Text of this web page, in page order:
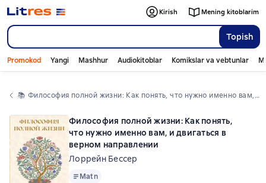
Topish
Kirish Mening kitoblarim
Promokod Yangi Mashhur Audiokitoblar Komikslar va vebtunlar
📚 Философия полной жизни: Как понять, что нужно именно вам, и двигаться в верном направлении
Философия полной жизни: Как понять,
что нужно именно вам, и двигаться в
верном направлении
Лоррейн Бессер
MatnMatn